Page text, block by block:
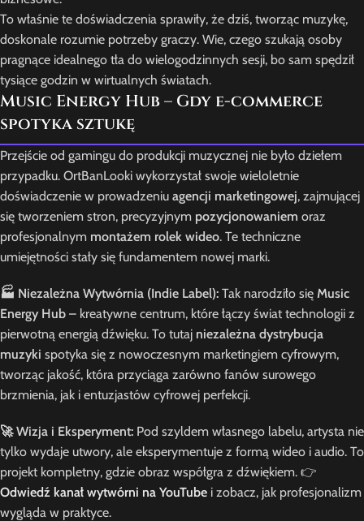
To właśnie te doświadczenia sprawiły, że dziś, tworząc muzykę,
doskonale rozumie potrzeby graczy. Wie, czego szukają osoby
pragnące idealnego tła do wielogodzinnych sesji, bo sam spędził
tysiące godzin w wirtualnych światach.
Music Energy Hub – Gdy e-commerce
spotyka sztukę
Przejście od gamingu do produkcji muzycznej nie było dziełem
przypadku. OrtBanLooki wykorzystał swoje wieloletnie
doświadczenie w prowadzeniu agencji marketingowej, zajmującej
się tworzeniem stron, precyzyjnym pozycjonowaniem oraz
profesjonalnym montażem rolek wideo. Te techniczne
umiejętności stały się fundamentem nowej marki.
🏭 Niezależna Wytwórnia (Indie Label): Tak narodziło się Music
Energy Hub – kreatywne centrum, które łączy świat technologii z
pierwotną energią dźwięku. To tutaj niezależna dystrybucja
muzyki spotyka się z nowoczesnym marketingiem cyfrowym,
tworząc jakość, która przyciąga zarówno fanów surowego
brzmienia, jak i entuzjastów cyfrowej perfekcji.
🚀 Wizja i Eksperyment: Pod szyldem własnego labelu, artysta nie
tylko wydaje utwory, ale eksperymentuje z formą wideo i audio. To
projekt kompletny, gdzie obraz współgra z dźwiękiem. 👉
Odwiedź kanał wytwórni na YouTube i zobacz, jak profesjonalizm
wygląda w praktyce.